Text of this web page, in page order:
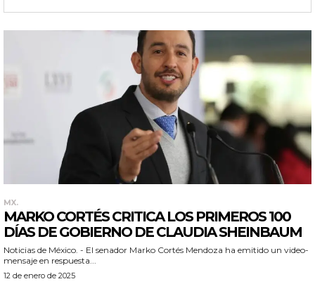
MX.
MARKO CORTÉS CRITICA LOS PRIMEROS 100
DÍAS DE GOBIERNO DE CLAUDIA SHEINBAUM
Noticias de México. - El senador Marko Cortés Mendoza ha emitido un video-
mensaje en respuesta...
12 de enero de 2025